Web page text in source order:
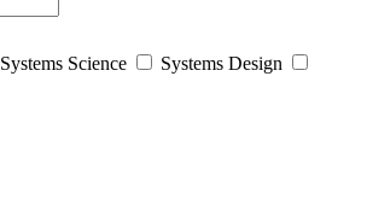
Systems Science
Systems Design